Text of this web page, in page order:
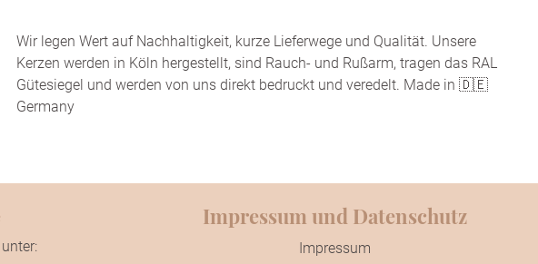
Wir legen Wert auf Nachhaltigkeit, kurze Lieferwege und Qualität. Unsere
Kerzen werden in Köln hergestellt, sind Rauch- und Rußarm, tragen das RAL
Gütesiegel und werden von uns direkt bedruckt und veredelt. Made in 🇩🇪
Germany
Impressum und Datenschutz
Impressum